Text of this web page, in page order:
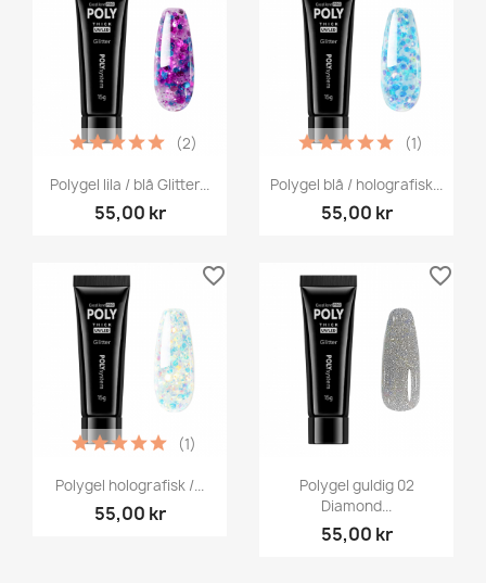
Polygel lila / blå Glitter...
55,00 kr
(2)
Polygel blå / holografisk...
55,00 kr
(1)
Polygel holografisk /...
55,00 kr
(1)
favorite_border
Polygel guldig 02
Diamond...
55,00 kr
favorite_border